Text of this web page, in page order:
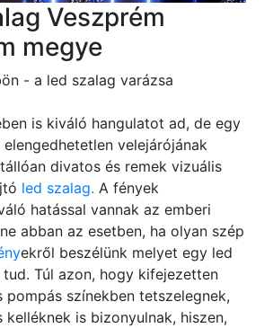
Veszprém
megye
- a led szalag varázsa
is kiváló hangulatot ad, de egy
velejárójának
divatos és remek vizuális
led szalag. A fények
hatással vannak az emberi
abban az esetben, ha olyan szép
ekről beszélünk melyet egy led
Túl azon, hogy kifejezetten
pompás színekben tetszelegnek,
kelléknek is bizonyulnak, hiszen,